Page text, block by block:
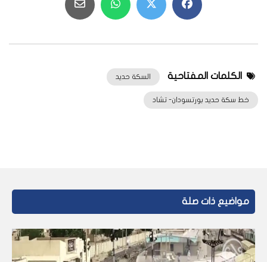
الكلمات المفتاحية السكة حديد
خط سكة حديد بورتسودان- تشاد
مواضيع ذات صلة